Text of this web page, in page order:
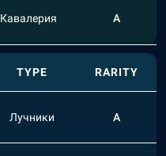
Кавалерия A
TYPE RARITY
Лучники A